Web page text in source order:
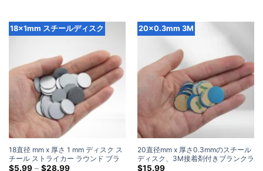
を
通
$32.99
$28.99
18x1mm スチールディスク
18直径 mm x 厚さ 1 mm ディスク ス
チール ストライカー ラウンド ブラ
ンク メタル スチール ディスク スト
$5.99 – $28.99価
20×0.3mm 3M
20直径mm x 厚さ0.3mmのスチール
ディスク、3M接着剤付きブランクラ
ウンドメタルストライクプレート付
$15.99